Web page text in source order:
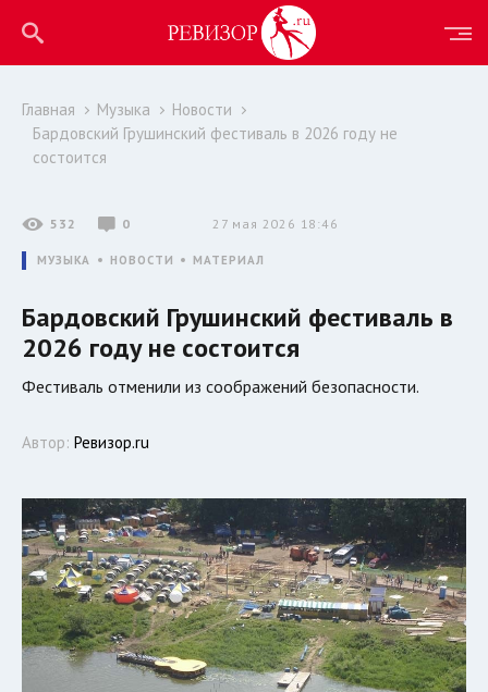
Главная Музыка
Новости
Бардовский Грушинский фестиваль в 2026 году не
состоится
532 0 27 мая 2026 18:46
МУЗЫКА НОВОСТИ МАТЕРИАЛ
Бардовский Грушинский фестиваль в
2026 году не состоится
Фестиваль отменили из соображений безопасности.
Автор: Ревизор.ru